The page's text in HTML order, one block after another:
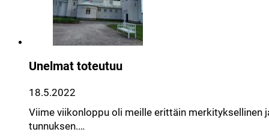
Unelmat toteutuu
18.5.2022
Viime viikonloppu oli meille erittäin merkityksellinen
tunnuksen.…